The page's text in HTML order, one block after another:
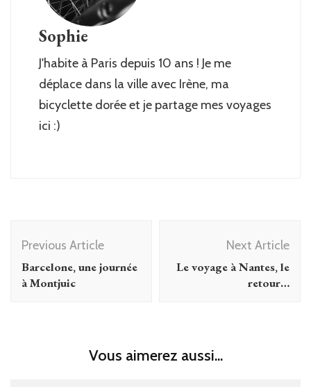
Sophie
J'habite à Paris depuis 10 ans ! Je me
déplace dans la ville avec Irène, ma
bicyclette dorée et je partage mes voyages
ici :)
Navigation
Previous Article
Barcelone, une journée
à Montjuic
Next Article
Le voyage à Nantes, le
retour…
Vous aimerez aussi...